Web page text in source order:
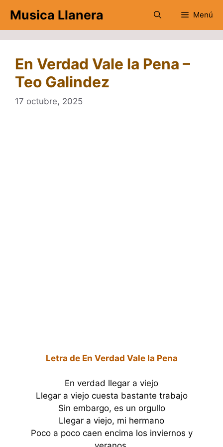
contenido
Musica Llanera Menú
En Verdad Vale la Pena –
Teo Galindez
17 octubre, 2025
Letra de En Verdad Vale la Pena
En verdad llegar a viejo
Llegar a viejo cuesta bastante trabajo
Sin embargo, es un orgullo
Llegar a viejo, mi hermano
Poco a poco caen encima los inviernos y